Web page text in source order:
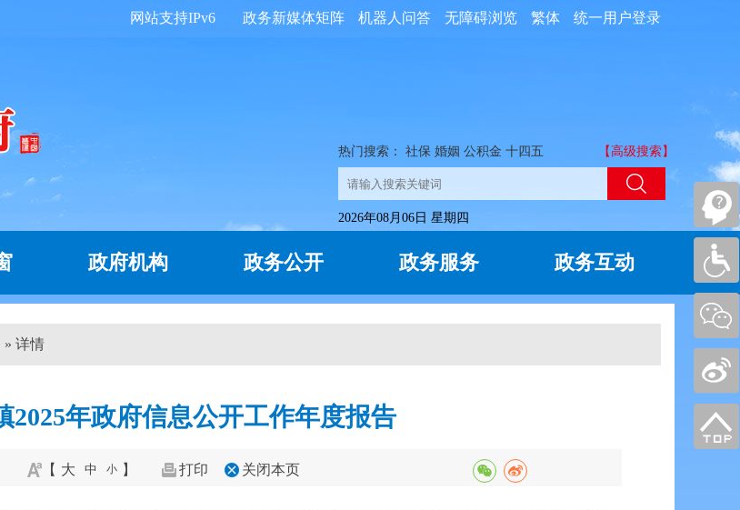
统一用户登录
繁体
无障碍浏览
机器人问答
政务新媒体矩阵
网站支持IPv6
热门搜索： 社保 婚姻 公积金 十四五 【高级搜索】
2026年08月06日 星期四
政府机构 政务公开 政务服务 政务互动
» 详情
2025年政府信息公开工作年度报告
【 大 中 小 】 打印 关闭本页